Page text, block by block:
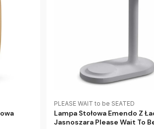
PLEASE WAIT to be SEATED
Lampa Stołowa Emendo Z
Jasnoszara Please Wait To